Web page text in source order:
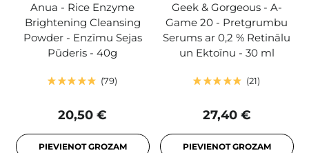
Anua - Rice Enzyme
Brightening Cleansing
Powder - Enzīmu Sejas
Pūderis - 40g
79
20,50 €
PIEVIENOT GROZAM
Geek & Gorgeous - A-
Game 20 - Pretgrumbu
Serums ar 0,2 % Retinālu
un Ektoīnu - 30 ml
21
27,40 €
PIEVIENOT GROZAM